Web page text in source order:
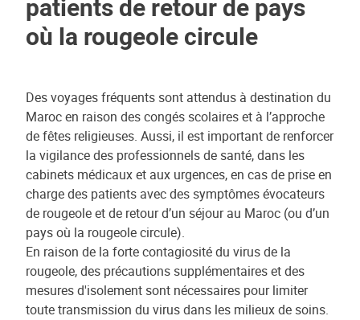
patients de retour de pays
où la rougeole circule
Des voyages fréquents sont attendus à destination du
Maroc en raison des congés scolaires et à l’approche
de fêtes religieuses. Aussi, il est important de renforcer
la vigilance des professionnels de santé, dans les
cabinets médicaux et aux urgences, en cas de prise en
charge des patients avec des symptômes évocateurs
de rougeole et de retour d’un séjour au Maroc (ou d’un
pays où la rougeole circule).
En raison de la forte contagiosité du virus de la
rougeole, des précautions supplémentaires et des
mesures d'isolement sont nécessaires pour limiter
toute transmission du virus dans les milieux de soins.